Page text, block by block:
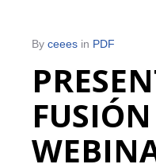
By ceees in PDF